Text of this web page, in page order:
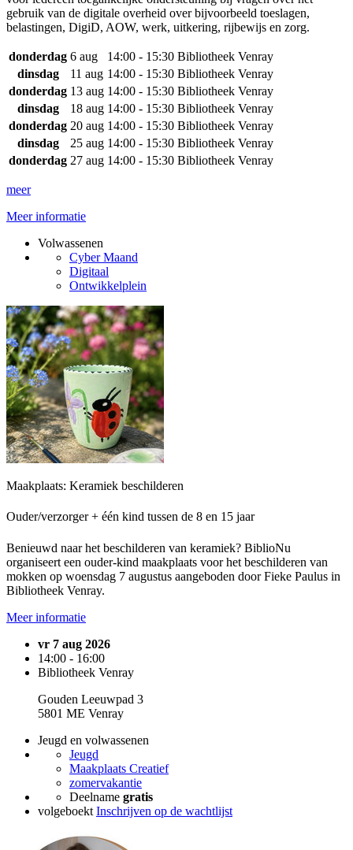
gebruik van de digitale overheid over bijvoorbeeld toeslagen,
belastingen, DigiD, AOW, werk, uitkering, rijbewijs en zorg.
donderdag 6 aug 14:00 - 15:30 Bibliotheek Venray
dinsdag
11 aug 14:00 - 15:30 Bibliotheek Venray
donderdag 13 aug 14:00 - 15:30 Bibliotheek Venray
dinsdag
18 aug 14:00 - 15:30 Bibliotheek Venray
donderdag 20 aug 14:00 - 15:30 Bibliotheek Venray
dinsdag
25 aug 14:00 - 15:30 Bibliotheek Venray
donderdag 27 aug 14:00 - 15:30 Bibliotheek Venray
meer
Meer informatie
Volwassenen
Cyber Maand
Digitaal
Ontwikkelplein
Maakplaats: Keramiek beschilderen
Ouder/verzorger + één kind tussen de 8 en 15 jaar
Benieuwd naar het beschilderen van keramiek? BiblioNu
organiseert een ouder-kind maakplaats voor het beschilderen van
mokken op woensdag 7 augustus aangeboden door Fieke Paulus in
Bibliotheek Venray.
Meer informatie
vr 7 aug 2026
14:00 - 16:00
Bibliotheek Venray
Gouden Leeuwpad 3
5801 ME Venray
Jeugd en volwassenen
Jeugd
Maakplaats Creatief
zomervakantie
Deelname gratis
volgeboekt Inschrijven op de wachtlijst